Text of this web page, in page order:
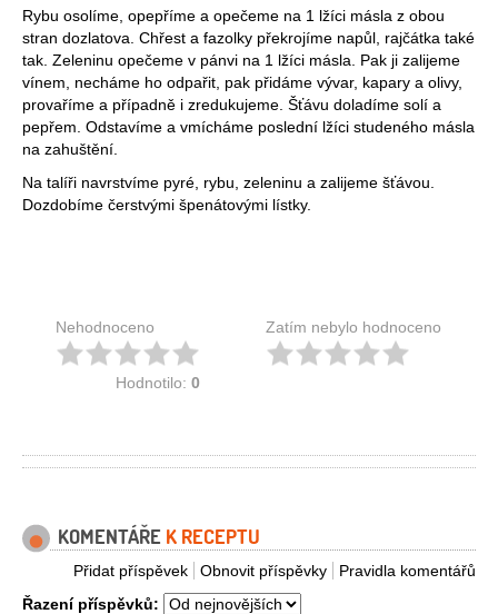
Rybu osolíme, opepříme a opečeme na 1 lžíci másla z obou
stran dozlatova. Chřest a fazolky překrojíme napůl, rajčátka také
tak. Zeleninu opečeme v pánvi na 1 lžíci másla. Pak ji zalijeme
vínem, necháme ho odpařit, pak přidáme vývar, kapary a olivy,
provaříme a případně i zredukujeme. Šťávu doladíme solí a
pepřem. Odstavíme a vmícháme poslední lžíci studeného másla
na zahuštění.
Na talíři navrstvíme pyré, rybu, zeleninu a zalijeme šťávou.
Dozdobíme čerstvými špenátovými lístky.
Nehodnoceno
Hodnotilo: 0
Zatím nebylo hodnoceno
KOMENTÁŘE K RECEPTU
Pravidla komentářů
Obnovit příspěvky
Přidat příspěvek
Řazení příspěvků: